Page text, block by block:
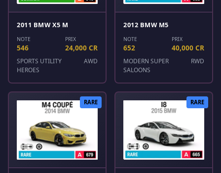
2011 BMW X5 M
NOTE
546
PRIX
24,000 CR
SPORTS UTILITY
HEROES
AWD
2012 BMW M5
NOTE
652
PRIX
40,000 CR
MODERN SUPER
SALOONS
RWD
RARE RARE